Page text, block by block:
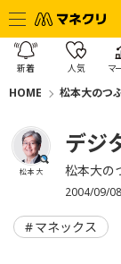
新着 人気 マ
HOME 松本大のつ
松本 大
デジ
松本大の
2004/09/08
マネックス